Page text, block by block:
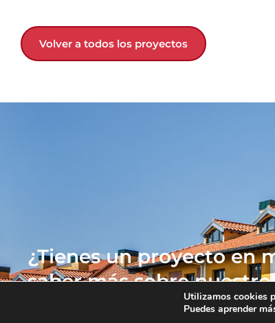
Volver a todos los proyectos
¿Tienes un proyecto en
saber más sobre
Hablemos. Estamos aquí para ayudarte.
Utilizamos cookies
Puedes aprender